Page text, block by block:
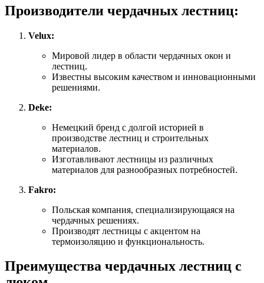
Производители чердачных лестниц:
Velux:
Мировой лидер в области чердачных окон и
лестниц.
Известны высоким качеством и инновационными
решениями.
Deke:
Немецкий бренд с долгой историей в
производстве лестниц и строительных
материалов.
Изготавливают лестницы из различных
материалов для разнообразных потребностей.
Fakro:
Польская компания, специализирующаяся на
чердачных решениях.
Производят лестницы с акцентом на
термоизоляцию и функциональность.
Преимущества чердачных лестниц с